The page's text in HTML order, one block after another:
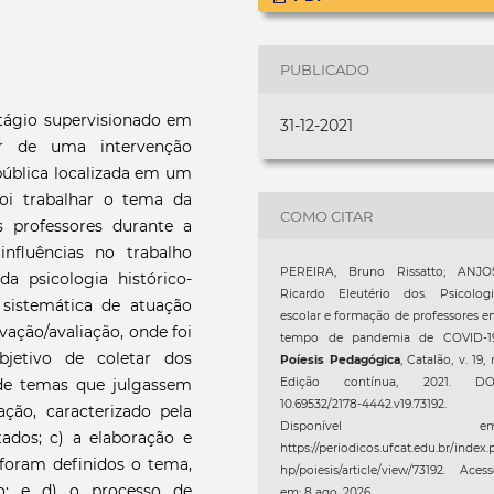
supervisionado em
de uma intervenção
localizada em um
trabalhar o tema da
durante a
no trabalho
psicologia histórico-
de atuação
avaliação, onde foi
de coletar dos
temas que julgassem
caracterizado pela
c) a elaboração e
definidos o tema,
PUBLICADO
31-12-2021
COMO CITAR
PEREIRA, Bruno Rissatto;
Ricardo Eleutério dos.
escolar e formação de professores
tempo de pandemia de COVID-
Poíesis Pedagógica, Catalão, v. 19,
Edição contínua, 2021.
10.69532/2178-4442.v19.73192.
Disponível
https://periodicos.ufcat.edu.br/
hp/poiesis/article/view/73192.